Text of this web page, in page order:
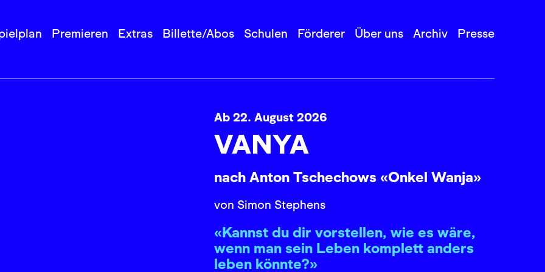
Premieren Extras Billette/Abos Schulen Förderer Über uns Archiv Presse
Ab 22. August 2026
VANYA
nach Anton Tschechows «Onkel Wanja»
von Simon Stephens
«Kannst du dir vorstellen, wie es wäre,
wenn man sein Leben komplett anders
leben könnte?»